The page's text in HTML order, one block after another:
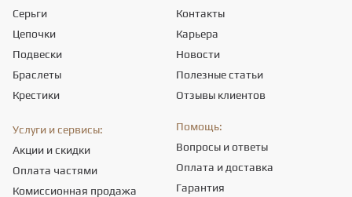
Серьги
Цепочки
Подвески
Браслеты
Крестики
Контакты
Карьера
Новости
Полезные статьи
Отзывы клиентов
Услуги и сервисы:
Акции и скидки
Оплата частями
Комиссионная продажа
Помощь:
Вопросы и ответы
Оплата и доставка
Гарантия